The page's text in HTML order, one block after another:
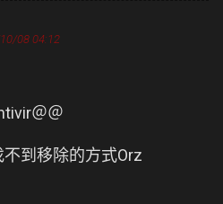
08 04:12
＠＠
到移除的方式Orz